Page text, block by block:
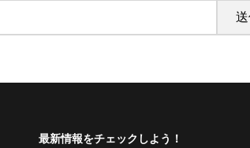
最新情報をチェックしよう！